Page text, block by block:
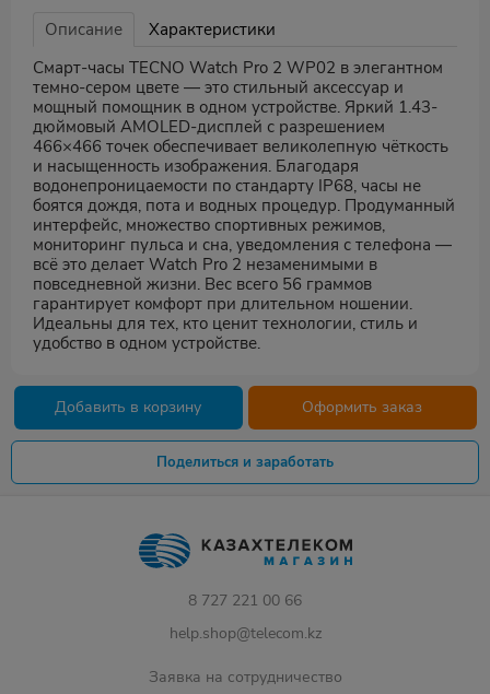
Описание
Характеристики
Смарт-часы TECNO Watch Pro 2 WP02 в элегантном
темно-сером цвете — это стильный аксессуар и
мощный помощник в одном устройстве. Яркий 1.43-
дюймовый AMOLED-дисплей с разрешением
466×466 точек обеспечивает великолепную чёткость
и насыщенность изображения. Благодаря
водонепроницаемости по стандарту IP68, часы не
боятся дождя, пота и водных процедур. Продуманный
интерфейс, множество спортивных режимов,
мониторинг пульса и сна, уведомления с телефона —
всё это делает Watch Pro 2 незаменимыми в
повседневной жизни. Вес всего 56 граммов
гарантирует комфорт при длительном ношении.
Идеальны для тех, кто ценит технологии, стиль и
удобство в одном устройстве.
Добавить в корзину Оформить заказ
Поделиться и заработать
8 727 221 00 66
help.shop@telecom.kz
Заявка на сотрудничество